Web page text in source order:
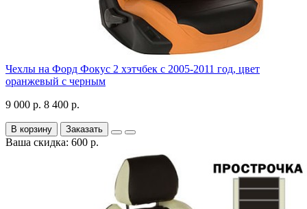
Чехлы на Форд Фокус 2 хэтчбек с 2005-2011 год, цвет
оранжевый с черным
9 000 р. 8 400 р.
В корзину Заказать
Ваша скидка: 600 р.